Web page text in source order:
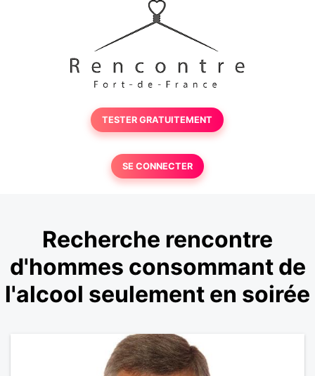
TESTER GRATUITEMENT
SE CONNECTER
Recherche rencontre
d'hommes consommant de
l'alcool seulement en soirée